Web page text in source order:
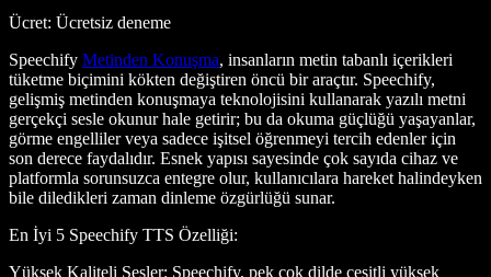
Ücret: Ücretsiz deneme
Speechify Metinden Konuşma, insanların metin tabanlı içerikleri
tüketme biçimini kökten değiştiren öncü bir araçtır. Speechify,
gelişmiş metinden konuşmaya teknolojisini kullanarak yazılı metni
gerçekçi sesle okunur hale getirir; bu da okuma güçlüğü yaşayanlar,
görme engelliler veya sadece işitsel öğrenmeyi tercih edenler için
son derece faydalıdır. Esnek yapısı sayesinde çok sayıda cihaz ve
platformla sorunsuzca entegre olur, kullanıcılara hareket halindeyken
bile diledikleri zaman dinleme özgürlüğü sunar.
En İyi 5 Speechify TTS Özelliği:
Yüksek Kaliteli Sesler: Speechify, pek çok dilde çeşitli yüksek